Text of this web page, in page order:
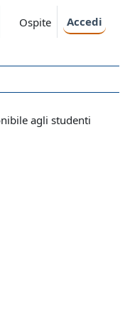
Ospite Accedi
agli studenti